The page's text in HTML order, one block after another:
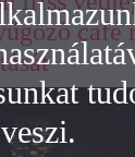
café
veszi.